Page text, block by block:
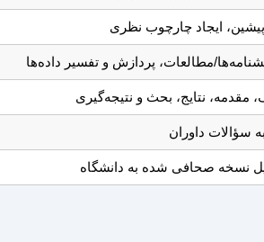
ایجاد چارچوب نظری
مطالعات، پردازش و تفسیر داده‌ها
نتایج، بحث و نتیجه‌گیری
سؤالات داوران
نسخه صحافی شده به دانشگاه